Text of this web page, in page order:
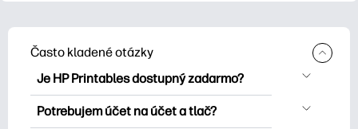
Často kladené otázky
Je HP Printables dostupný zadarmo?
HP Printables ponúka viac ako 2500
bezplatných tlačových tlačiarní na tlač.
Potrebujem účet na účet a tlač?